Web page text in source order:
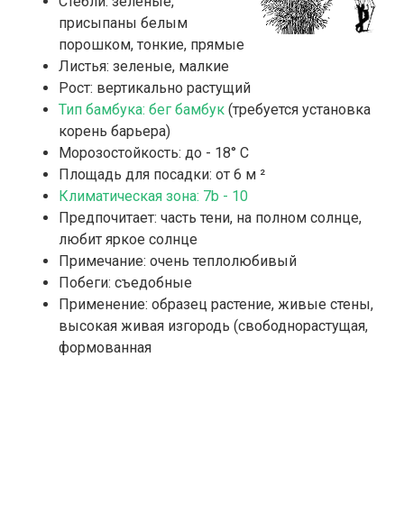
присыпаны белым
порошком, тонкие, прямые
Листья: зеленые, малкие
Рост: вертикально растущий
Тип бамбука: бег бамбук (требуется установка
корень барьера)
Морозостойкость: до - 18° C
Площадь для посадки: от 6 м ²
Климатическая зона: 7b - 10
Предпочитает: часть тени, на полном солнце,
любит яркое солнце
Примечание: очень теплолюбивый
Побеги: съедобные
Применение: образец растение, живые стены,
высокая живая изгородь (свободнорастущая,
формованная